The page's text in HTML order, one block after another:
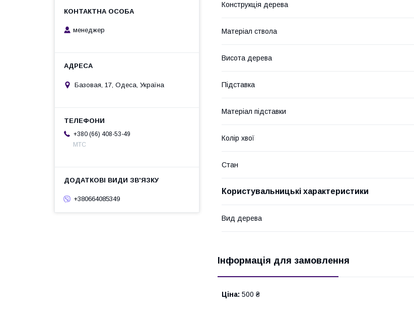
Конструкція дерева
Матеріал ствола
Висота дерева
Підставка
Матеріал підставки
Колір хвої
Стан
Користувальницькі характеристики
Вид дерева
Інформація для замовлення
Ціна: 500 ₴
менеджер
Базовая, 17, Одеса, Україна
+380 (66) 408-53-49
МТС
+380664085349